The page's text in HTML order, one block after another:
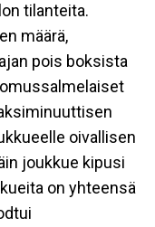
tilanteita.
määrä,
pois boksista
oivallisen
joukkue kipusi
on yhteensä